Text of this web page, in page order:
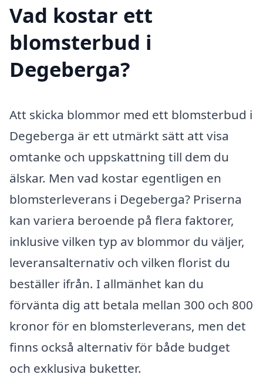
Vad kostar ett
blomsterbud i
Degeberga?
Att skicka blommor med ett blomsterbud i
Degeberga är ett utmärkt sätt att visa
omtanke och uppskattning till dem du
älskar. Men vad kostar egentligen en
blomsterleverans i Degeberga? Priserna
kan variera beroende på flera faktorer,
inklusive vilken typ av blommor du väljer,
leveransalternativ och vilken florist du
beställer ifrån. I allmänhet kan du
förvänta dig att betala mellan 300 och 800
kronor för en blomsterleverans, men det
finns också alternativ för både budget
och exklusiva buketter.